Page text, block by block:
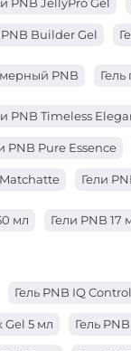
PNB (белый
PNB JellyPro Gel
PNB Builder Gel
PNB
PNB Timeless
PNB Pure Essence
Гели
мл Гели PNB 17
Гель PNB IQ
Gel 5 мл Гель